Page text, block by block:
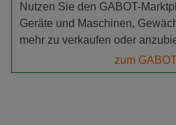
Nutzen Sie den GABOT-
Geräte und Maschinen,
mehr zu verkaufen oder
zum